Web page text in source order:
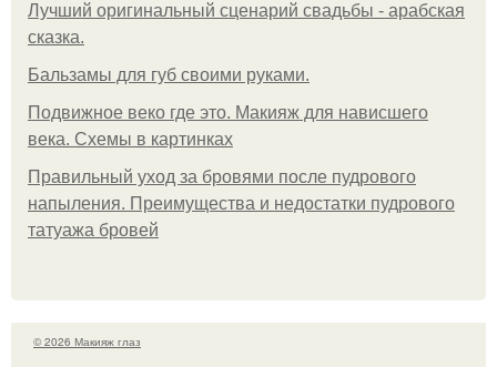
Лучший оригинальный сценарий свадьбы - арабская
сказка.
Бальзамы для губ своими руками.
Подвижное веко где это. Макияж для нависшего
века. Схемы в картинках
Правильный уход за бровями после пудрового
напыления. Преимущества и недостатки пудрового
татуажа бровей
© 2026 Макияж глаз